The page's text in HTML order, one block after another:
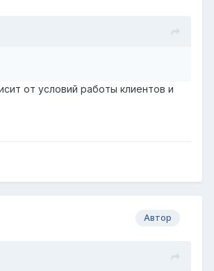
от условий работы клиентов и
Автор